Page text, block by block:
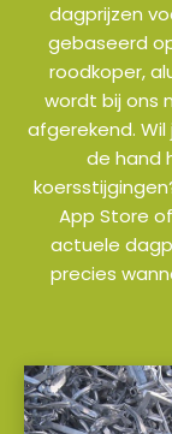
dagprijzen
gebaseerd
roodkoper,
wordt bij ons
afgerekend.
de hand
App Store
actuele
precies
a